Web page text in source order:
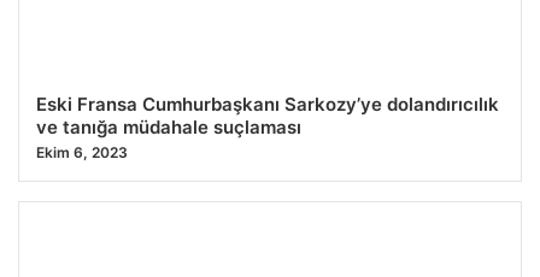
Eski Fransa Cumhurbaşkanı Sarkozy’ye dolandırıcılık
ve tanığa müdahale suçlaması
Ekim 6, 2023